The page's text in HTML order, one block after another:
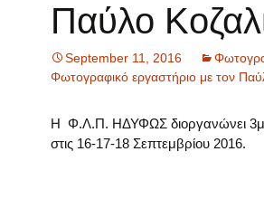
Παύλο
September 11, 2016
Φωτογραφικό εργαστήριο με τον
Η Φ.Λ.Π. ΗΔΥΦΩΣ διοργανώνει
στις 16-17-18 Σεπτεμβρίου 2016.